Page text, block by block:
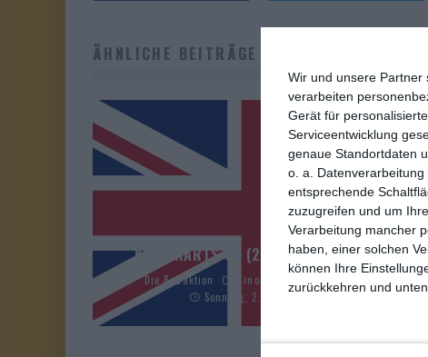
Wir und unsere Partner
verarbeiten
Gerät für
Serviceentwicklung
genaue Standortdaten
o. a.
entsprechende
zuzugreifen und um
Verarbeitung mancher
haben, einer solchen
können Ihre
zurückkehren und
ÄHNLICHE BEITRÄGE
KINOCHARTS UK (24. – 26. JULI 2026)
Die Redaktion Kinocharts
Kinocharts UK
Sonntag, 2. August 2026